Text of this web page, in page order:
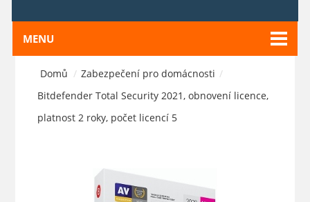
MENU
Domů / Zabezpečení pro domácnosti /
Bitdefender Total Security 2021, obnovení licence,
platnost 2 roky, počet licencí 5